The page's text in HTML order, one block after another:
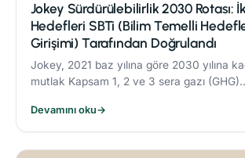
Jokey Sürdürülebilirlik 2030 Rotası:
Hedefleri SBTi (Bilim Temelli
Girişimi) Tarafından Doğrulandı
Jokey, 2021 baz yılına göre 2030 yılına
mutlak Kapsam 1, 2 ve 3 sera gazı (GHG)
etmektedir.
Devamını oku→